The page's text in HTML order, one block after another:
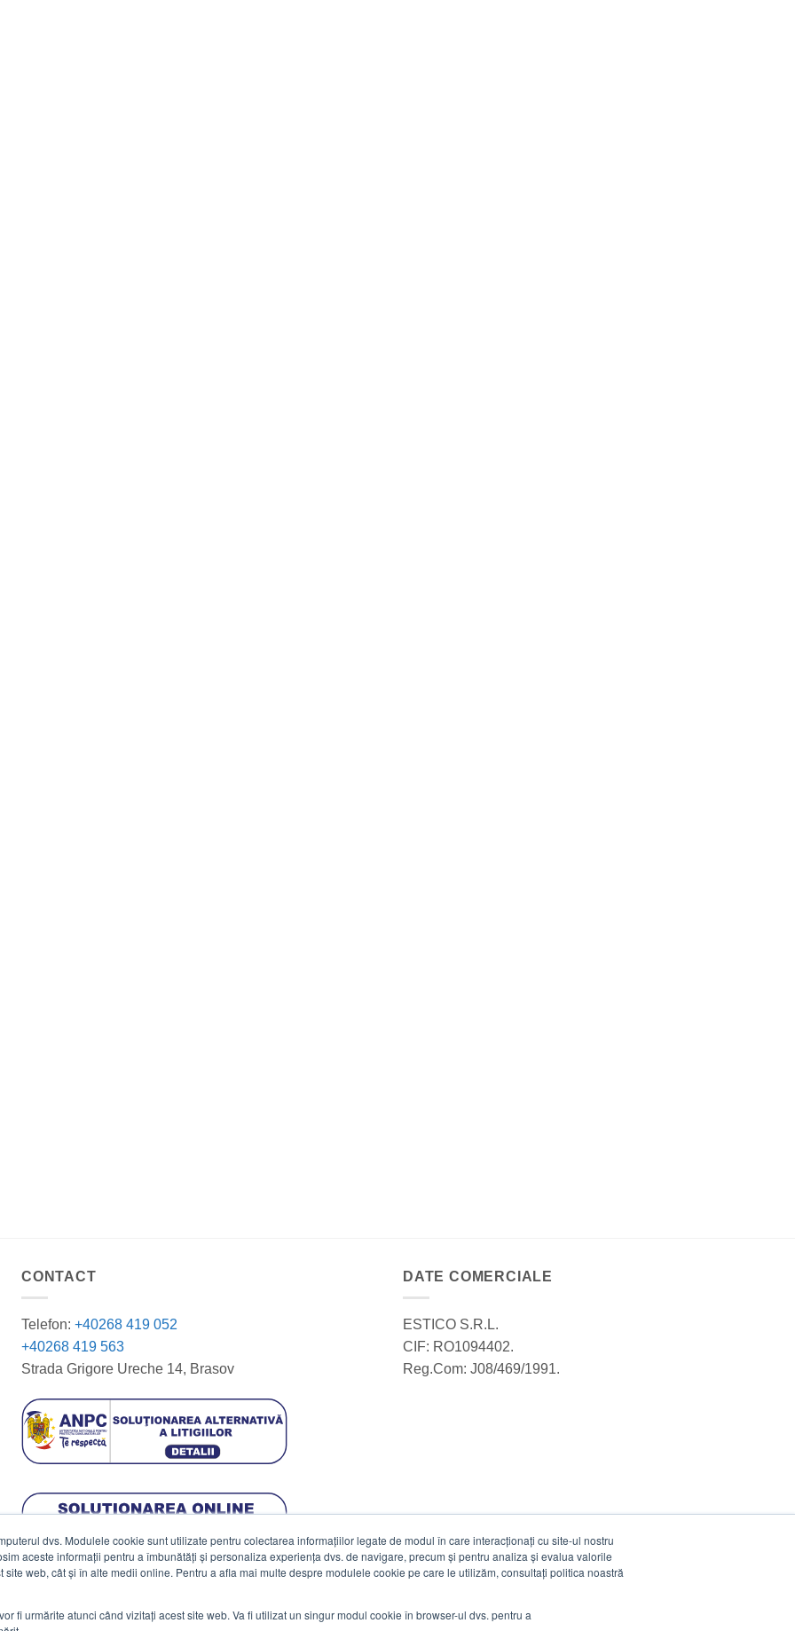
dvs. Modulele cookie sunt utilizate pentru colectarea informațiilor legate de modul în care interacționați cu site-ul nostru
aceste informații pentru a îmbunătăți și personaliza experiența dvs. de navigare, precum și pentru analiza și evalua valorile
web, cât și în alte medii online. Pentru a afla mai multe despre modulele cookie pe care le utilizăm, consultați politica noastră
fi urmărite atunci când vizitați acest site web. Va fi utilizat un singur modul cookie în browser-ul dvs. pentru a
CONTACT
Telefon: +40268 419 052
+40268 419 563
Strada Grigore Ureche 14, Brasov
DATE COMERCIALE
ESTICO S.R.L.
CIF: RO1094402.
Reg.Com: J08/469/1991.